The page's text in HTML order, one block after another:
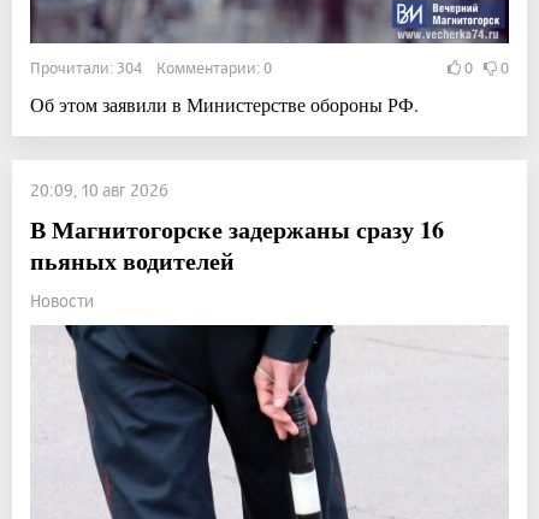
Прочитали: 304 Комментарии: 0 0 0
Об этом заявили в Министерстве обороны РФ.
20:09, 10 авг 2026
В Магнитогорске задержаны сразу 16
пьяных водителей
Новости